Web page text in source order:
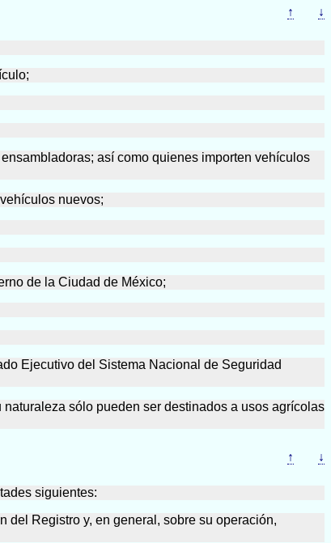
↑ ↓
así como quienes importen vehículos
nuevos;
de la Ciudad de México;
Ejecutivo del Sistema Nacional de Seguridad
sólo pueden ser destinados a usos agrícolas
↑ ↓
siguientes:
del Registro y, en general, sobre su operación,